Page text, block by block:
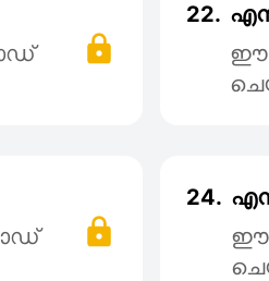
22.
ഈ
24.
ഈ